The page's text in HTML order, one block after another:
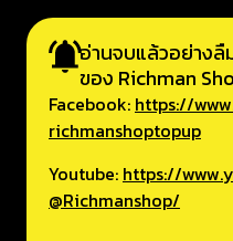
อ่านจบแล้วอย่าง
ของ Richman
Facebook: https://
richmanshoptopup
Youtube: https://
@Richmanshop/